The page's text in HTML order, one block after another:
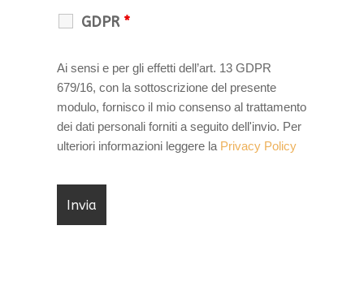
GDPR *
Ai sensi e per gli effetti dell’art. 13 GDPR
679/16, con la sottoscrizione del presente
modulo, fornisco il mio consenso al trattamento
dei dati personali forniti a seguito dell'invio. Per
ulteriori informazioni leggere la Privacy Policy